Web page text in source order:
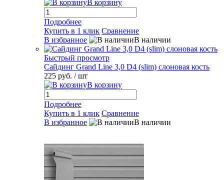
В корзину
Подробнее
Купить в 1 клик Сравнение
В избранное
В наличии
Быстрый просмотр
Сайдинг Grand Line 3,0 D4 (slim) слоновая кость
225 руб. / шт
В корзину
Подробнее
Купить в 1 клик Сравнение
В избранное
В наличии